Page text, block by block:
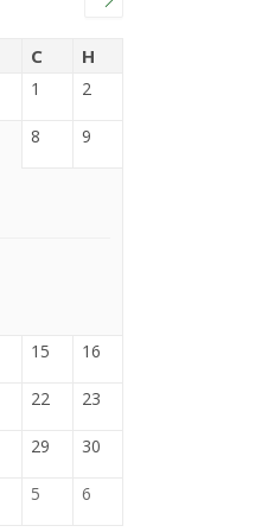
С Н
1 2
8 9
15 16
22 23
29 30
5 6